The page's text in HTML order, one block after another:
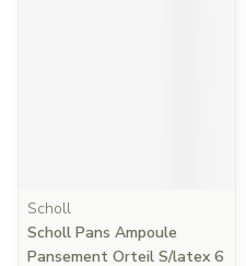
Scholl
Scholl Pans Ampoule
Pansement Orteil S/latex 6